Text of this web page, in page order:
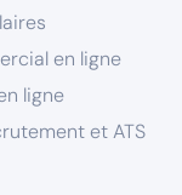
en ligne
ligne
et ATS